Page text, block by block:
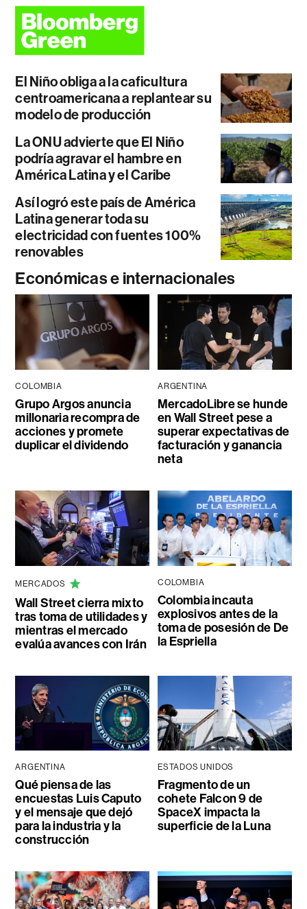
El Niño obliga a la caficultura
centroamericana a replantear su
modelo de producción
La ONU advierte que El Niño
podría agravar el hambre en
América Latina y el Caribe
Así logró este país de América
Latina generar toda su
electricidad con fuentes 100%
renovables
Económicas e internacionales
COLOMBIA
Grupo Argos anuncia
millonaria recompra de
acciones y promete
duplicar el dividendo
ARGENTINA
MercadoLibre se hunde
en Wall Street pese a
superar expectativas de
facturación y ganancia
neta
MERCADOS
Wall Street cierra mixto
tras toma de utilidades y
mientras el mercado
evalúa avances con Irán
COLOMBIA
Colombia incauta
explosivos antes de la
toma de posesión de De
la Espriella
ARGENTINA
Qué piensa de las
encuestas Luis Caputo
y el mensaje que dejó
para la industria y la
construcción
ESTADOS UNIDOS
Fragmento de un
cohete Falcon 9 de
SpaceX impacta la
superficie de la Luna